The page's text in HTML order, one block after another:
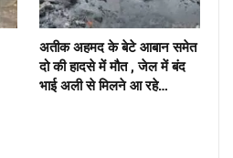
अतीक अहमद के बेटे आबान समेत
दो की हादसे में मौत , जेल में बंद
भाई अली से मिलने आ रहे…